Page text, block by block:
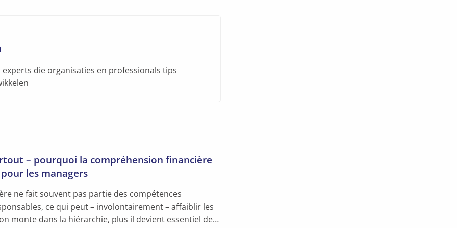
experts die organisaties en professionals tips
– pourquoi la compréhension financière
les managers
ne fait souvent pas partie des compétences
ce qui peut – involontairement – affaiblir les
monte dans la hiérarchie, plus il devient essentiel de